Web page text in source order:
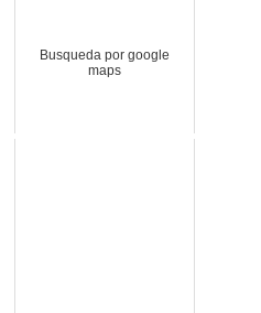
Busqueda por google
maps